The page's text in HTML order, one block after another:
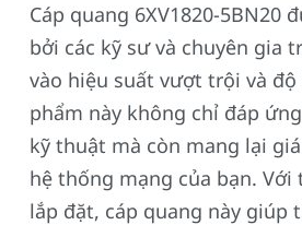
Cáp quang 6XV1820-5BN20
bởi các kỹ sư và chuyên gia
vào hiệu suất vượt trội và độ
phẩm này không chỉ đáp
kỹ thuật mà còn mang lại
hệ thống mạng của bạn. Với
lắp đặt, cáp quang này giúp